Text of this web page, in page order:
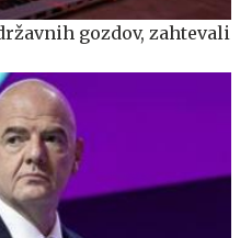
gozdov, zahtevali